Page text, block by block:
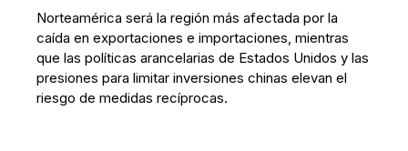
Norteamérica será la región más afectada por la
caída en exportaciones e importaciones, mientras
que las políticas arancelarias de Estados Unidos y las
presiones para limitar inversiones chinas elevan el
riesgo de medidas recíprocas.